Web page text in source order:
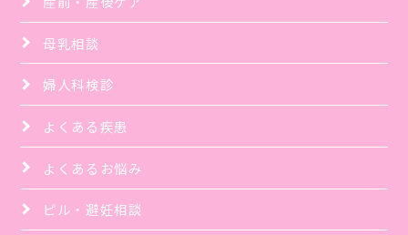
母乳相談
婦人科検診
よくある疾患
よくあるお悩み
ピル・避妊相談